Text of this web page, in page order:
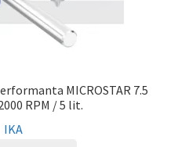
MICROSTAR 7.5
RPM / 5 lit.
IKA